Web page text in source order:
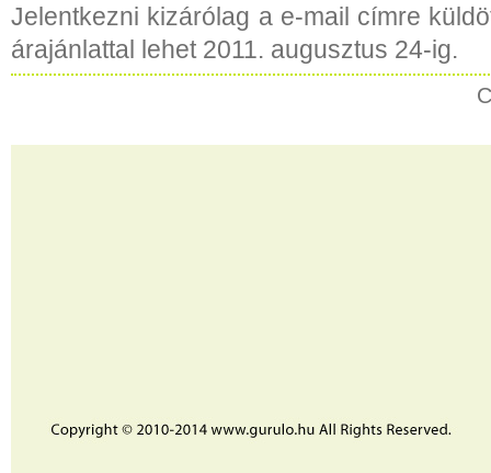
Jelentkezni kizárólag a e-mail címre
árajánlattal lehet 2011. augusztus 24-ig.